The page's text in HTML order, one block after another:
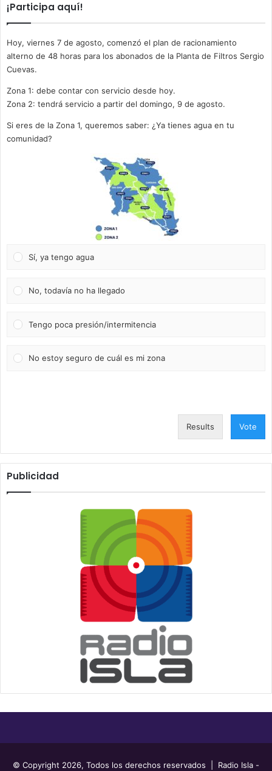
¡Participa aquí!
Hoy, viernes 7 de agosto, comenzó el plan de racionamiento
alterno de 48 horas para los abonados de la Planta de Filtros Sergio
Cuevas.
Zona 1: debe contar con servicio desde hoy.
Zona 2: tendrá servicio a partir del domingo, 9 de agosto.
Si eres de la Zona 1, queremos saber: ¿Ya tienes agua en tu
comunidad?
Sí, ya tengo agua
No, todavía no ha llegado
Tengo poca presión/intermitencia
No estoy seguro de cuál es mi zona
Results Vote
Publicidad
© Copyright 2026, Todos los derechos reservados | Radio Isla -